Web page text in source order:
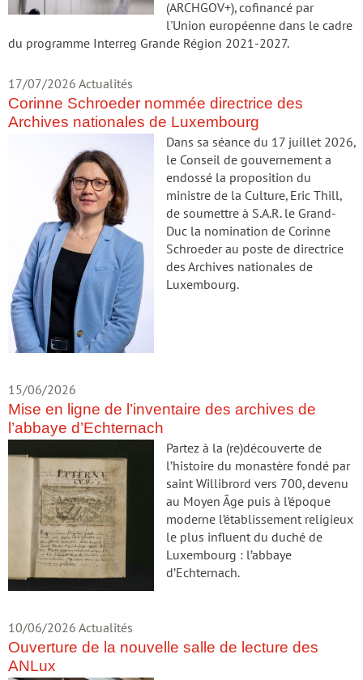
(ARCHGOV+), cofinancé par
l'Union européenne dans le cadre
du programme Interreg Grande Région 2021-2027.
Corinne Schroeder nommée directrice des
Archives nationales de Luxembourg
17/07/2026 Actualités
Dans sa séance du 17 juillet 2026,
le Conseil de gouvernement a
endossé la proposition du
ministre de la Culture, Eric Thill,
de soumettre à S.A.R. le Grand-
Duc la nomination de Corinne
Schroeder au poste de directrice
des Archives nationales de
Luxembourg.
Mise en ligne de l’inventaire des archives de
l’abbaye d’Echternach
15/06/2026
Partez à la (re)découverte de
l’histoire du monastère fondé par
saint Willibrord vers 700, devenu
au Moyen Âge puis à l’époque
moderne l’établissement religieux
le plus influent du duché de
Luxembourg : l’abbaye
d’Echternach.
Ouverture de la nouvelle salle de lecture des
ANLux
10/06/2026 Actualités